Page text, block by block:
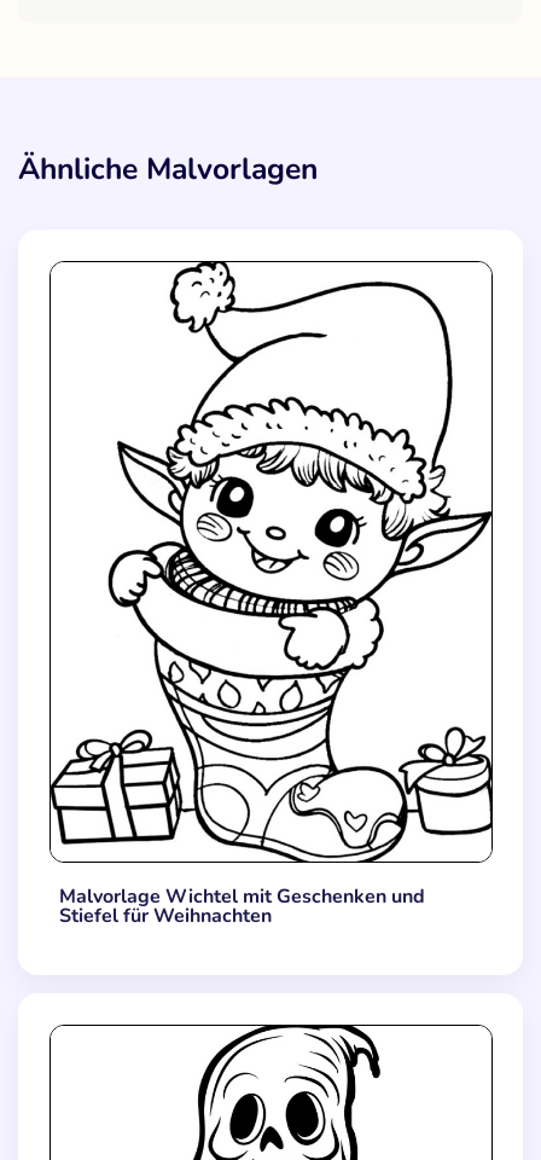
Ähnliche Malvorlagen
Malvorlage Wichtel mit Geschenken und
Stiefel für Weihnachten